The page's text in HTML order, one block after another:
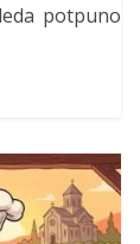
potpuno